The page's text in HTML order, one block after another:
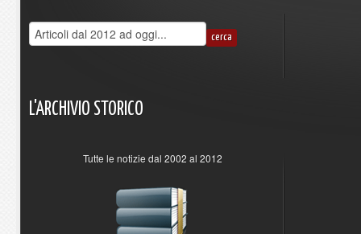
L'ARCHIVIO STORICO
Tutte le notizie dal 2002 al 2012